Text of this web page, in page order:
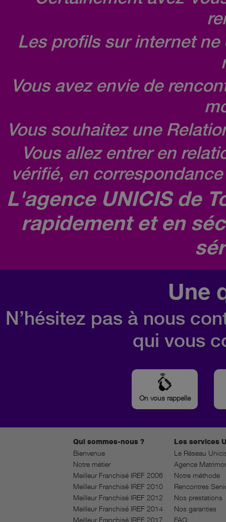
Les profils sur internet
Vous avez envie de
Vous souhaitez une
Vous allez entrer en
vérifié, en
L'agence UNICIS de
rapidement et en
Une
N’hésitez pas à nous
qui vous
On vous rappelle
Qui sommes-nous ?
Bienvenue
Notre métier
Meilleur Franchisé IREF 2006
Meilleur Franchisé IREF 2010
Meilleur Franchisé IREF 2012
Meilleur Franchisé IREF 2014
Meilleur Franchisé IREF 2017
Les services
Le Réseau
Agence
Notre méthode
Rencontres
Nos prestations
Nos garanties
FAQ